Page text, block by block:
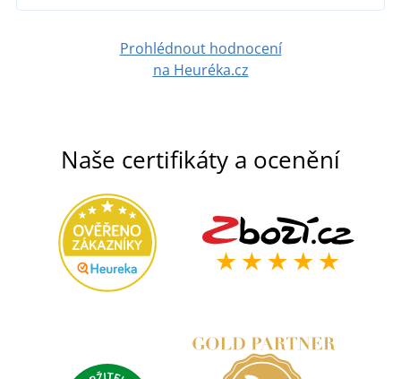
Prohlédnout hodnocení
na Heuréka.cz
Naše certifikáty a ocenění